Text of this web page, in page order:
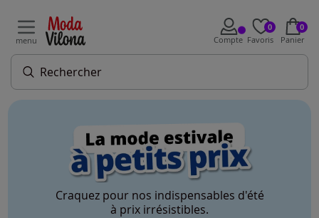
menu Compte
0
Favoris
0
Panier
Craquez pour nos indispensables d'été
à prix irrésistibles.